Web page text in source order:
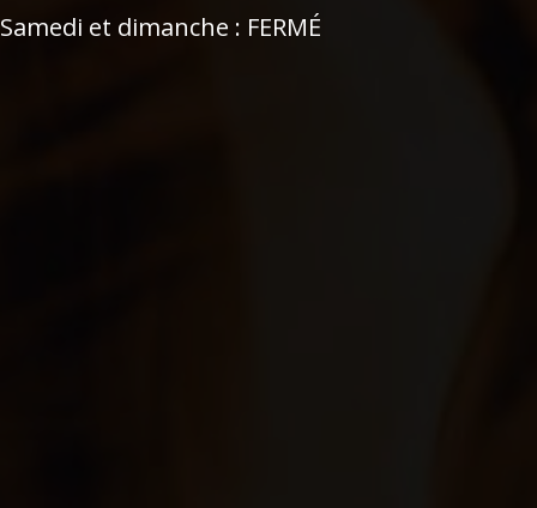
Samedi et dimanche : FERMÉ